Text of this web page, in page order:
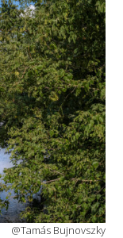
@Tamás Bujnovszky